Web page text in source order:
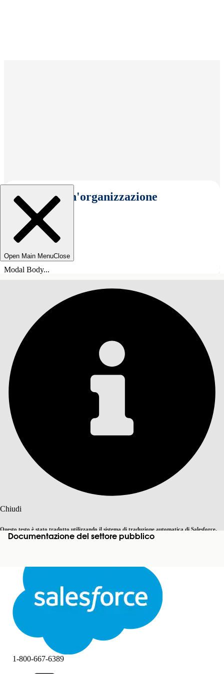
Seleziona un'organizzazione
Open Main MenuClose
Modal Body...
Chiudi
Questo testo è stato tradotto utilizzando il sistema di traduzione automatica di Salesforce.
Ulteriori dettagli sono disponibili qui Passa all'inglese Non ora
Chiudi Chiudi
Documentazione del settore pubblico
SOMMARIO
1-800-667-6389